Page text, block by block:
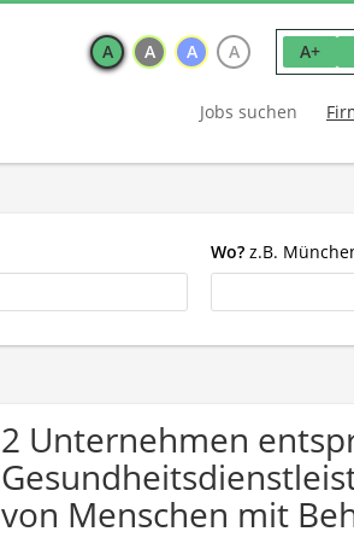
A A A A A+
Jobs suchen
Wo? z.B.
2 Unternehmen
von Menschen mit